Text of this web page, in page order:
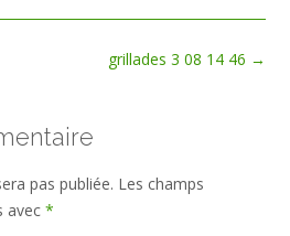
grillades 3 08 14 46 →
pas publiée. Les champs
avec *